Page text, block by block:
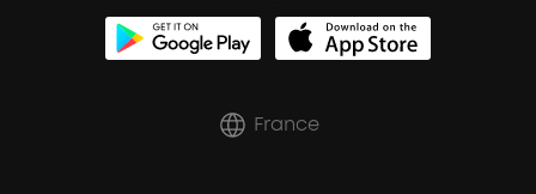
soundcoreCredits
France